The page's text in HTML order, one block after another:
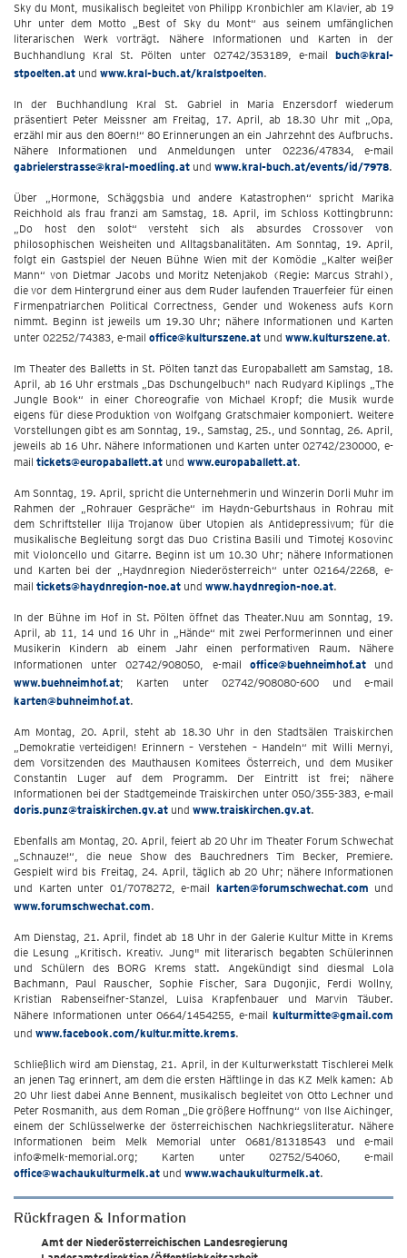
Sky du Mont, musikalisch begleitet von Philipp Kronbichler am Klavier, ab 19
Uhr unter dem Motto „Best of Sky du Mont“ aus seinem umfänglichen
literarischen Werk vorträgt. Nähere Informationen und Karten in der
Buchhandlung Kral St. Pölten unter 02742/353189, e-mail buch@kral-
stpoelten.at und www.kral-buch.at/kralstpoelten.
In der Buchhandlung Kral St. Gabriel in Maria Enzersdorf wiederum
präsentiert Peter Meissner am Freitag, 17. April, ab 18.30 Uhr mit „Opa,
erzähl mir aus den 80ern!“ 80 Erinnerungen an ein Jahrzehnt des Aufbruchs.
Nähere Informationen und Anmeldungen unter 02236/47834, e-mail
gabrielerstrasse@kral-moedling.at und www.kral-buch.at/events/id/7978.
Über „Hormone, Schäggsbia und andere Katastrophen“ spricht Marika
Reichhold als frau franzi am Samstag, 18. April, im Schloss Kottingbrunn:
„Do host den solot“ versteht sich als absurdes Crossover von
philosophischen Weisheiten und Alltagsbanalitäten. Am Sonntag, 19. April,
folgt ein Gastspiel der Neuen Bühne Wien mit der Komödie „Kalter weißer
Mann“ von Dietmar Jacobs und Moritz Netenjakob (Regie: Marcus Strahl),
die vor dem Hintergrund einer aus dem Ruder laufenden Trauerfeier für einen
Firmenpatriarchen Political Correctness, Gender und Wokeness aufs Korn
nimmt. Beginn ist jeweils um 19.30 Uhr; nähere Informationen und Karten
unter 02252/74383, e-mail office@kulturszene.at und www.kulturszene.at.
Im Theater des Balletts in St. Pölten tanzt das Europaballett am Samstag, 18.
April, ab 16 Uhr erstmals „Das Dschungelbuch" nach Rudyard Kiplings „The
Jungle Book“ in einer Choreografie von Michael Kropf; die Musik wurde
eigens für diese Produktion von Wolfgang Gratschmaier komponiert. Weitere
Vorstellungen gibt es am Sonntag, 19., Samstag, 25., und Sonntag, 26. April,
jeweils ab 16 Uhr. Nähere Informationen und Karten unter 02742/230000, e-
mail tickets@europaballett.at und www.europaballett.at.
Am Sonntag, 19. April, spricht die Unternehmerin und Winzerin Dorli Muhr im
Rahmen der „Rohrauer Gespräche“ im Haydn-Geburtshaus in Rohrau mit
dem Schriftsteller Ilija Trojanow über Utopien als Antidepressivum; für die
musikalische Begleitung sorgt das Duo Cristina Basili und Timotej Kosovinc
mit Violoncello und Gitarre. Beginn ist um 10.30 Uhr; nähere Informationen
und Karten bei der „Haydnregion Niederösterreich“ unter 02164/2268, e-
mail tickets@haydnregion-noe.at und www.haydnregion-noe.at.
In der Bühne im Hof in St. Pölten öffnet das Theater.Nuu am Sonntag, 19.
April, ab 11, 14 und 16 Uhr in „Hände“ mit zwei Performerinnen und einer
Musikerin Kindern ab einem Jahr einen performativen Raum. Nähere
Informationen unter 02742/908050, e-mail office@buehneimhof.atund
www.buehneimhof.at; Karten unter 02742/908080-600 und e-mail
karten@buhneimhof.at.
Am Montag, 20. April, steht ab 18.30 Uhr in den Stadtsälen Traiskirchen
„Demokratie verteidigen! Erinnern – Verstehen – Handeln“ mit Willi Mernyi,
dem Vorsitzenden des Mauthausen Komitees Österreich, und dem Musiker
Constantin Luger auf dem Programm. Der Eintritt ist frei; nähere
Informationen bei der Stadtgemeinde Traiskirchen unter 050/355-383, e-mail
doris.punz@traiskirchen.gv.at und www.traiskirchen.gv.at.
Ebenfalls am Montag, 20. April, feiert ab 20 Uhr im Theater Forum Schwechat
„Schnauze!“, die neue Show des Bauchredners Tim Becker, Premiere.
Gespielt wird bis Freitag, 24. April, täglich ab 20 Uhr; nähere Informationen
und Karten unter 01/7078272, e-mail karten@forumschwechat.com und
www.forumschwechat.com.
Am Dienstag, 21. April, findet ab 18 Uhr in der Galerie Kultur Mitte in Krems
die Lesung „Kritisch. Kreativ. Jung" mit literarisch begabten Schülerinnen
und Schülern des BORG Krems statt. Angekündigt sind diesmal Lola
Bachmann, Paul Rauscher, Sophie Fischer, Sara Dugonjic, Ferdi Wollny,
Kristian Rabenseifner-Stanzel, Luisa Krapfenbauer und Marvin Täuber.
Nähere Informationen unter 0664/1454255, e-mail kulturmitte@gmail.com
und www.facebook.com/kultur.mitte.krems.
Schließlich wird am Dienstag, 21. April, in der Kulturwerkstatt Tischlerei Melk
an jenen Tag erinnert, am dem die ersten Häftlinge in das KZ Melk kamen: Ab
20 Uhr liest dabei Anne Bennent, musikalisch begleitet von Otto Lechner und
Peter Rosmanith, aus dem Roman „Die größere Hoffnung“ von Ilse Aichinger,
einem der Schlüsselwerke der österreichischen Nachkriegsliteratur. Nähere
Informationen beim Melk Memorial unter 0681/81318543 und e-mail
info@melk-memorial.org; Karten unter 02752/54060, e-mail
office@wachaukulturmelk.at und www.wachaukulturmelk.at.
Rückfragen & Information
Amt der Niederösterreichischen Landesregierung